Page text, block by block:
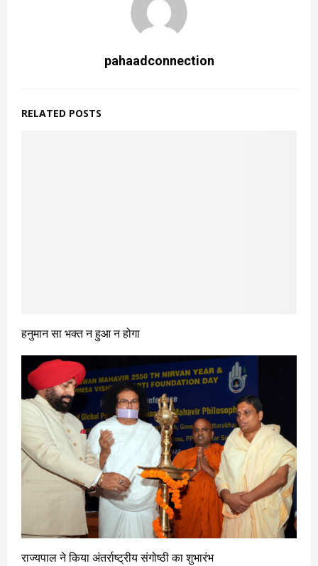
pahaadconnection
RELATED POSTS
हनुमान सा भक्त न हुआ न होगा
राज्यपाल ने किया अंतर्राष्ट्रीय संगोष्ठी का शुभारंभ